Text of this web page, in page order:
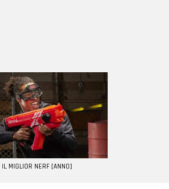
IL MIGLIOR NERF [ANNO]